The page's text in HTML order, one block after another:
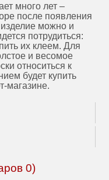
много лет –
после появления
изделие можно и
потрудиться:
их клеем. Для
и весомое
относиться к
будет купить
магазине.
0)